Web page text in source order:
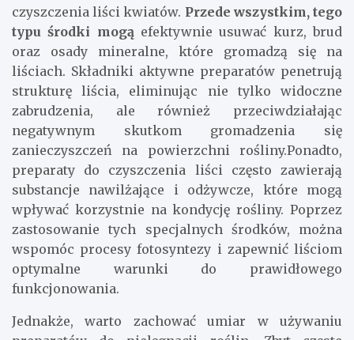
czyszczenia liści kwiatów. Przede wszystkim, tego
typu środki mogąefektywnie usuwać kurz, brud
oraz osady mineralne, które gromadzą się na
liściach. Składniki aktywne preparatów penetrują
strukturę liścia, eliminując nie tylko widoczne
zabrudzenia, ale również przeciwdziałając
negatywnym skutkom gromadzenia się
zanieczyszczeń na powierzchni rośliny.Ponadto,
preparaty do czyszczenia liści często zawierają
substancje nawilżające i odżywcze, które mogą
wpływać korzystnie na kondycję rośliny. Poprzez
zastosowanie tych specjalnych środków, można
wspomóc procesy fotosyntezy i zapewnić liściom
optymalne warunki do prawidłowego
funkcjonowania.
Jednakże, warto zachować umiar w używaniu